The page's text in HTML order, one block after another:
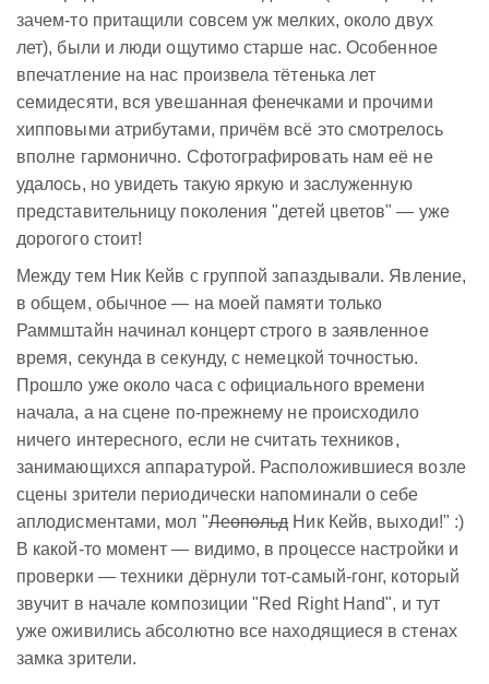
зачем-то притащили совсем уж мелких, около двух
лет), были и люди ощутимо старше нас. Особенное
впечатление на нас произвела тётенька лет
семидесяти, вся увешанная фенечками и прочими
хипповыми атрибутами, причём всё это смотрелось
вполне гармонично. Сфотографировать нам её не
удалось, но увидеть такую яркую и заслуженную
представительницу поколения "детей цветов" — уже
дорогого стоит!
Между тем Ник Кейв с группой запаздывали. Явление,
в общем, обычное — на моей памяти только
Раммштайн начинал концерт строго в заявленное
время, секунда в секунду, с немецкой точностью.
Прошло уже около часа с официального времени
начала, а на сцене по-прежнему не происходило
ничего интересного, если не считать техников,
занимающихся аппаратурой. Расположившиеся возле
сцены зрители периодически напоминали о себе
аплодисментами, мол "ЛеопольдНик Кейв, выходи!" :)
В какой-то момент — видимо, в процессе настройки и
проверки — техники дёрнули тот-самый-гонг, который
звучит в начале композиции "Red Right Hand", и тут
уже оживились абсолютно все находящиеся в стенах
замка зрители.